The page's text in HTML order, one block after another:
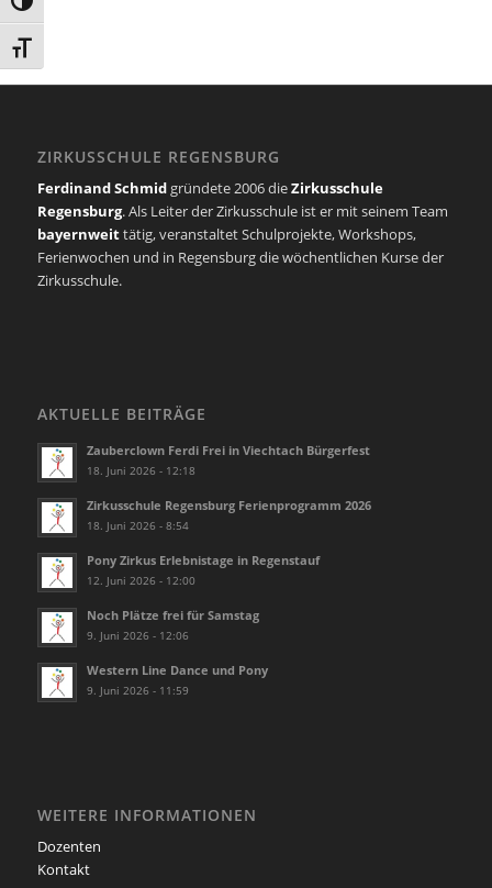
Umschalten auf hohe Kontraste
Schrift vergrößern
ZIRKUSSCHULE REGENSBURG
Ferdinand Schmidgründete 2006 dieZirkusschule
Regensburg. Als Leiter der Zirkusschule ist er mit seinem Team
bayernweittätig, veranstaltet Schulprojekte, Workshops,
Ferienwochen und in Regensburg die wöchentlichen Kurse der
Zirkusschule.
AKTUELLE BEITRÄGE
Zauberclown Ferdi Frei in Viechtach Bürgerfest
18. Juni 2026 - 12:18
Zirkusschule Regensburg Ferienprogramm 2026
18. Juni 2026 - 8:54
Pony Zirkus Erlebnistage in Regenstauf
12. Juni 2026 - 12:00
Noch Plätze frei für Samstag
9. Juni 2026 - 12:06
Western Line Dance und Pony
9. Juni 2026 - 11:59
WEITERE INFORMATIONEN
Dozenten
Kontakt